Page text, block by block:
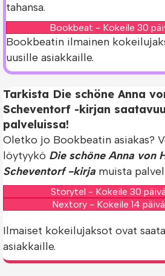
tahansa.
Bookbeat - Kokeile 30
Bookbeatin ilmainen
uusille asiakkaille.
Tarkista Die schöne Anna
Scheventorf -kirjan
palveluissa!
Oletko jo Bookbeatin asiakas?
löytyykö Die schöne Anna von
Scheventorf -kirja muista
Storytel - Kokeile 30
Nextory - Kokeile 14
Ilmaiset kokeilujaksot ovat
asiakkaille.